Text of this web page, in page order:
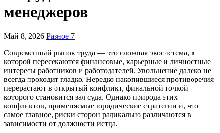
менеджеров
Май 8, 2026 Разное 7
Современный рынок труда — это сложная экосистема, в
которой пересекаются финансовые, карьерные и личностные
интересы работников и работодателей. Увольнение далеко не
всегда проходит гладко. Нередко накопившиеся противоречия
перерастают в открытый конфликт, финальной точкой
которого становится зал суда. Однако природа этих
конфликтов, применяемые юридические стратегии и, что
самое главное, риски сторон радикально различаются в
зависимости от должности истца.